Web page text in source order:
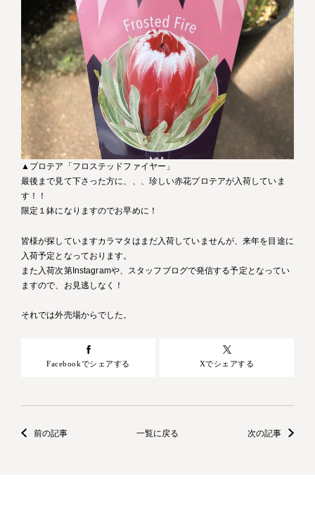
▲プロテア「フロステッドファイヤー」
最後まで見て下さった方に、、、珍しい赤花プロテアが入荷していま
す！！
限定１鉢になりますのでお早めに！
皆様が探していますカラマタはまだ入荷していませんが、来年を目途に
入荷予定となっております。
また入荷次第Instagramや、スタッフブログで発信する予定となってい
ますので、お見逃しなく！
それでは外売場からでした。
Facebookでシェアする Xでシェアする
前の記事 一覧に戻る 次の記事